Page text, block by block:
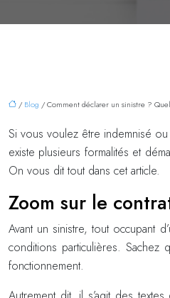
/ Blog / Comment déclarer un sinistre ?
Si vous voulez être indemnisé
existe plusieurs formalités et
On vous dit tout dans cet article.
Zoom sur le
Avant un sinistre, tout occupant
conditions particulières.
fonctionnement.